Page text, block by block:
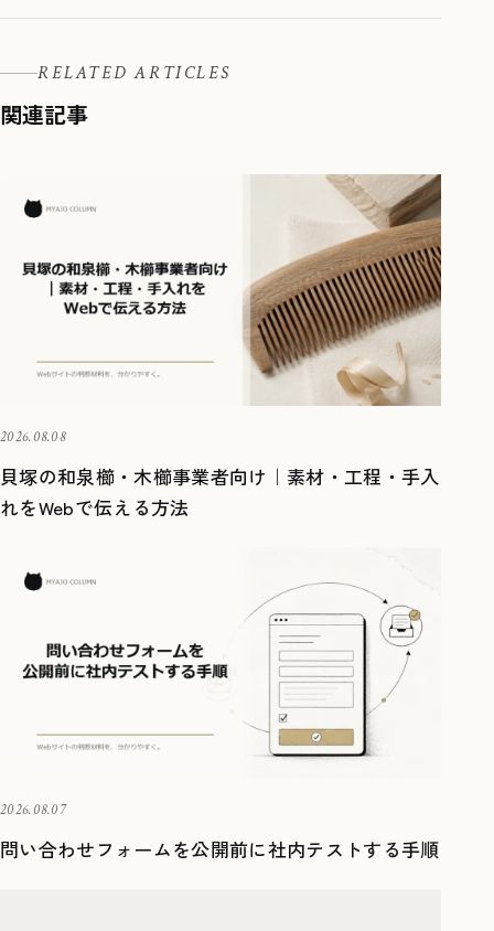
RELATED ARTICLES
関連記事
2026.08.08
貝塚の和泉櫛・木櫛事業者向け｜素材・工程・手入
れをWebで伝える方法
2026.08.07
問い合わせフォームを公開前に社内テストする手順